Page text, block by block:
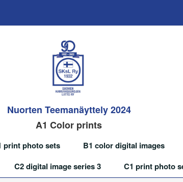
Nuorten Teemanäyttely 2024
A1 Color prints
print photo sets B1 color digital images
C2 digital image series 3 C1 print photo